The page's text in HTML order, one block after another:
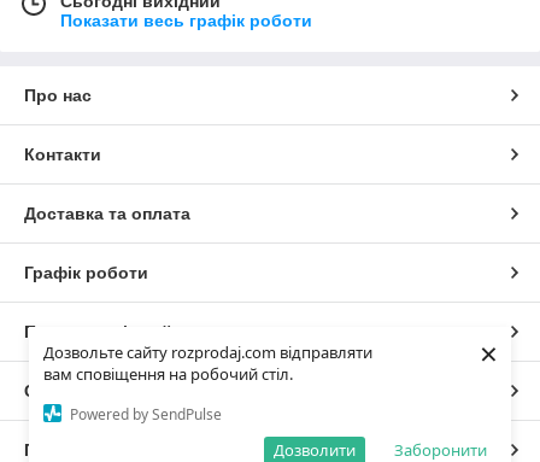
Дозвольте сайту rozprodaj.com відправляти
вам сповіщення на робочий стіл.
Powered by SendPulse
Заборонити
Дозволити
×
Показати весь графік роботи
Про нас
Контакти
Доставка та оплата
Графік роботи
Повна версія сайту
Сайт створено на маркетплейсі
Політика конфіденційності